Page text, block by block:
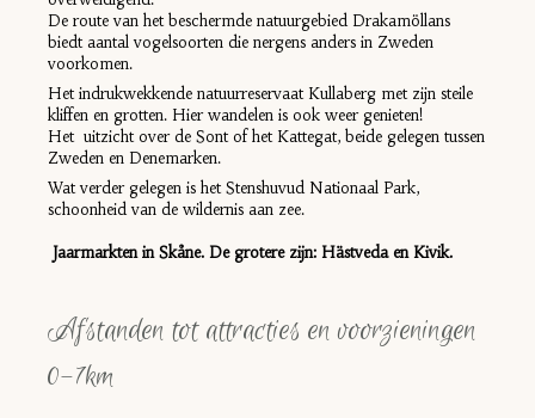
De route van het beschermde natuurgebied Drakamöllans
biedt aantal vogelsoorten die nergens anders in Zweden
voorkomen.
Het indrukwekkende natuurreservaat Kullaberg met zijn steile
kliffen en grotten. Hier wandelen is ook weer genieten!
Het uitzicht over de Sont of het Kattegat, beide gelegen tussen
Zweden en Denemarken.
Wat verder gelegen is het Stenshuvud Nationaal Park,
schoonheid van de wildernis aan zee.
Jaarmarkten in Skåne. De grotere zijn: Hästveda enKivik.
Afstanden tot attracties en voorzieningen
0-7km